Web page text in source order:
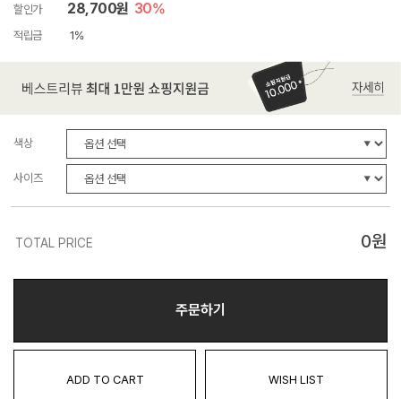
할인가
28,700원 30%
적립금 1%
색상
사이즈
TOTAL PRICE 0원
주문하기
ADD TO CART WISH LIST